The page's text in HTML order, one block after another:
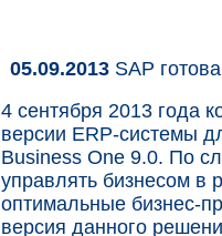
05.09.2013 SAP
4 сентября 2013 года
версии ERP-системы
Business One 9.0. По
управлять бизнесом в
оптимальные бизнес-
версия данного